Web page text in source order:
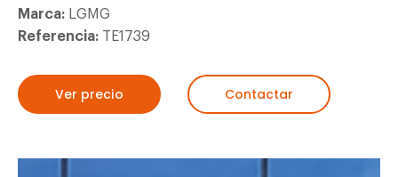
Marca: LGMG
Referencia: TE1739
Ver precio Contactar